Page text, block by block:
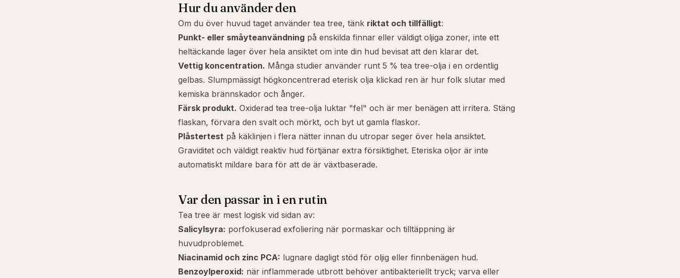
Hur du använder den
Om du över huvud taget använder tea tree, tänk riktat och tillfälligt:
Punkt- eller småyteanvändning på enskilda finnar eller väldigt oljiga zoner, inte ett
heltäckande lager över hela ansiktet om inte din hud bevisat att den klarar det.
Vettig koncentration. Många studier använder runt 5 % tea tree-olja i en ordentlig
gelbas. Slumpmässigt högkoncentrerad eterisk olja klickad ren är hur folk slutar med
kemiska brännskador och ånger.
Färsk produkt. Oxiderad tea tree-olja luktar "fel" och är mer benägen att irritera. Stäng
flaskan, förvara den svalt och mörkt, och byt ut gamla flaskor.
Plåstertest på käklinjen i flera nätter innan du utropar seger över hela ansiktet.
Graviditet och väldigt reaktiv hud förtjänar extra försiktighet. Eteriska oljor är inte
automatiskt mildare bara för att de är växtbaserade.
Var den passar in i en rutin
Tea tree är mest logisk vid sidan av:
Salicylsyra: porfokuserad exfoliering när pormaskar och tilltäppning är
huvudproblemet.
Niacinamid och zinc PCA: lugnare dagligt stöd för oljig eller finnbenägen hud.
Benzoylperoxid: när inflammerade utbrott behöver antibakteriellt tryck; varva eller